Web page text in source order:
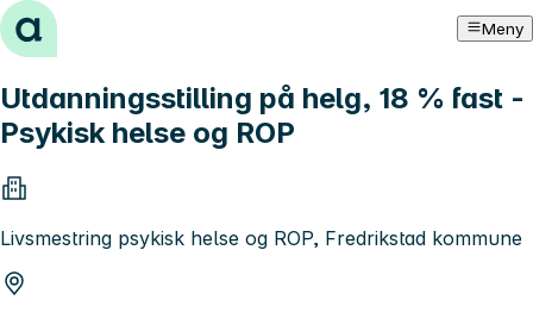
Hopp til innhold Meny
Utdanningsstilling på helg, 18 % fast -
Psykisk helse og ROP
Livsmestring psykisk helse og ROP, Fredrikstad kommune